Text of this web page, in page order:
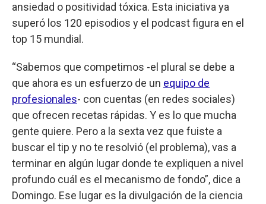
ansiedad o positividad tóxica. Esta iniciativa ya
superó los 120 episodios y el podcast figura en el
top 15 mundial.
“Sabemos que competimos -el plural se debe a
que ahora es un esfuerzo de un equipo de
profesionales- con cuentas (en redes sociales)
que ofrecen recetas rápidas. Y es lo que mucha
gente quiere. Pero a la sexta vez que fuiste a
buscar el tip y no te resolvió (el problema), vas a
terminar en algún lugar donde te expliquen a nivel
profundo cuál es el mecanismo de fondo”, dice a
Domingo. Ese lugar es la divulgación de la ciencia